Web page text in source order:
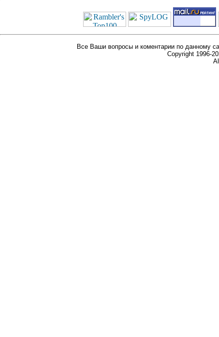
Все Ваши вопросы и коментарии по данному
Copyright 1996-